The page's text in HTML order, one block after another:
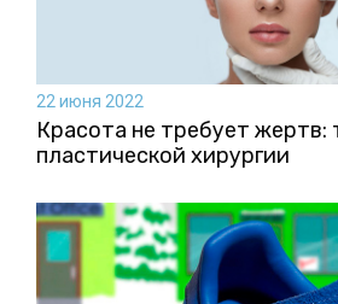
22 июня 2022
Красота не требует жертв:
пластической хирургии